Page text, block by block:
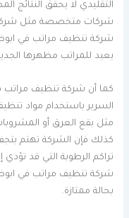
التقليدي لا يحقق النتائج
شركات متخصصة مثل شركة
شركة تنظيف مراتب في
يعيد للمراتب مظهرها
كما أن شركة تنظيف
السرير باستخدام مواد
مثل بقع العرق أو
كذلك فإن الشركة تهتم
تراكم الرطوبة التي قد
شركة تنظيف مراتب في
بحالة ممتازة.